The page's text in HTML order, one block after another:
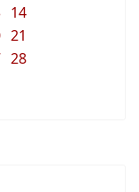
14
21
28